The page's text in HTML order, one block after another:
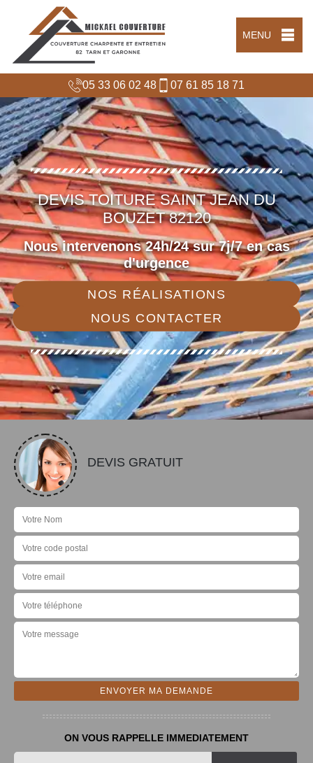
MENU
05 33 06 02 48 07 61 85 18 71
DEVIS TOITURE SAINT JEAN DU
BOUZET 82120
Nous intervenons 24h/24 sur 7j/7 en cas
d'urgence
NOS RÉALISATIONS
NOUS CONTACTER
DEVIS GRATUIT
ON VOUS RAPPELLE IMMEDIATEMENT